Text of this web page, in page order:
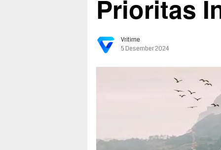
Prioritas
Vritime
5 Desember 2024